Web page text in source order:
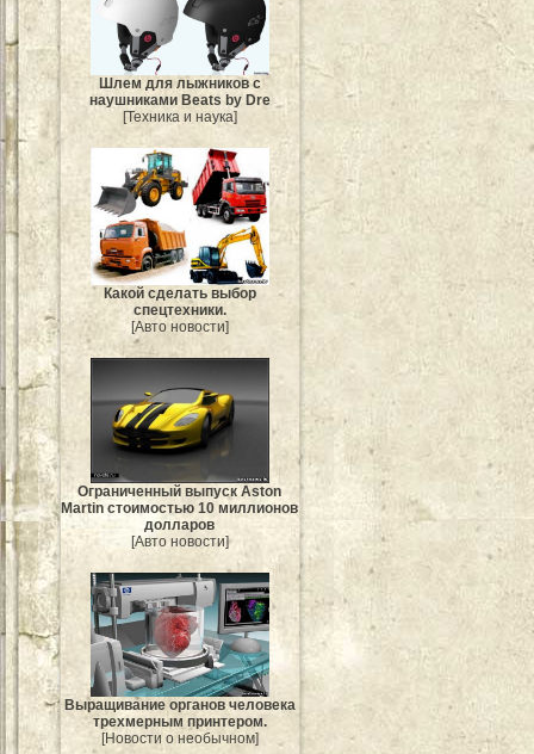
Шлем для лыжников с
наушниками Beats by Dre
[Техника и наука]
Какой сделать выбор
спецтехники.
[Авто новости]
Ограниченный выпуск Aston
Martin стоимостью 10 миллионов
долларов
[Авто новости]
Выращивание органов человека
трехмерным принтером.
[Новости о необычном]